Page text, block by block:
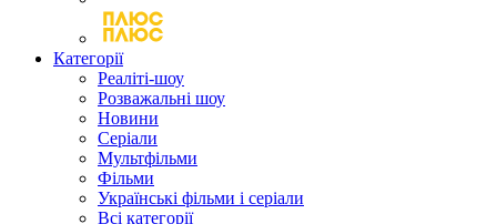
Категорії
Реаліті-шоу
Розважальні шоу
Новини
Серіали
Мультфільми
Фільми
Українські фільми і серіали
Всі категорії